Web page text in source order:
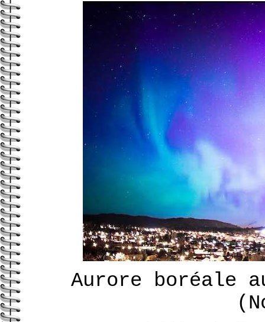
Aurore boréale